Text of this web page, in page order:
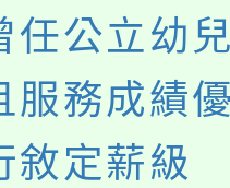
任公立幼
服務成績
敘定薪級